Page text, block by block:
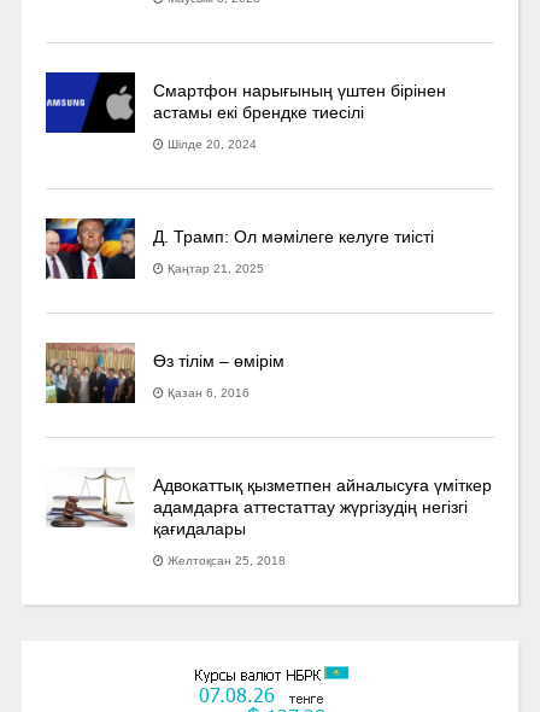
Смартфон нарығының үштен бірінен
астамы екі брендке тиесілі
Шілде 20, 2024
Д. Трамп: Ол мәмілеге келуге тиісті
Қаңтар 21, 2025
Өз тілім – өмірім
Қазан 6, 2016
Адвокаттық қызметпен айналысуға үмiткер
адамдарға аттестаттау жүргізудің негізгі
қағидалары
Желтоқсан 25, 2018